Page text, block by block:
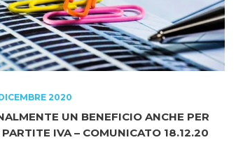
2020
UN BENEFICIO ANCHE PER
PARTITE IVA – COMUNICATO 18.12.20